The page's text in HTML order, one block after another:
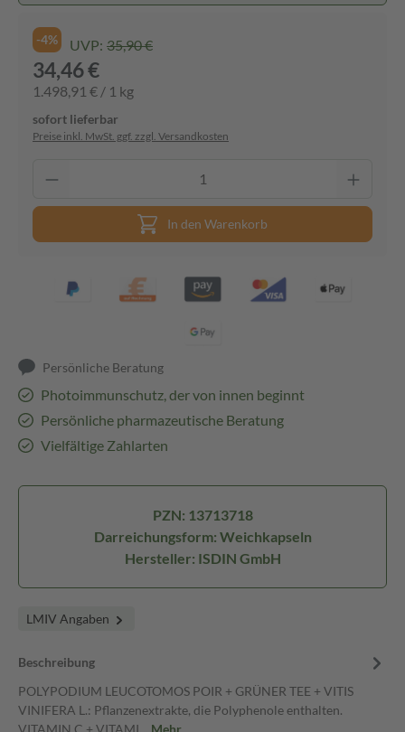
-4% UVP: 35,90 €
34,46 €
1.498,91 € / 1 kg
sofort lieferbar
Preise inkl. MwSt. ggf. zzgl. Versandkosten
In den Warenkorb
Persönliche Beratung
Photoimmunschutz, der von innen beginnt
Persönliche pharmazeutische Beratung
Vielfältige Zahlarten
PZN: 13713718
Darreichungsform: Weichkapseln
Hersteller: ISDIN GmbH
LMIV Angaben
Beschreibung
POLYPODIUM LEUCOTOMOS POIR + GRÜNER TEE + VITIS
VINIFERA L.: Pflanzenextrakte, die Polyphenole enthalten.
VITAMIN C + VITAMI… Mehr